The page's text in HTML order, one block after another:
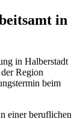
in
in Halberstadt
Region
beim
einer beruflichen